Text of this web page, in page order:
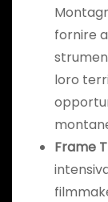
fornire
loro
Frame